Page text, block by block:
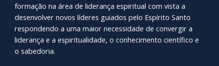
formação na área de liderança espiritual com vista a
desenvolver novos líderes guiados pelo Espírito Santo
respondendo a uma maior necessidade de convergir a
liderança e a espiritualidade, o conhecimento científico e
o sabedoria.